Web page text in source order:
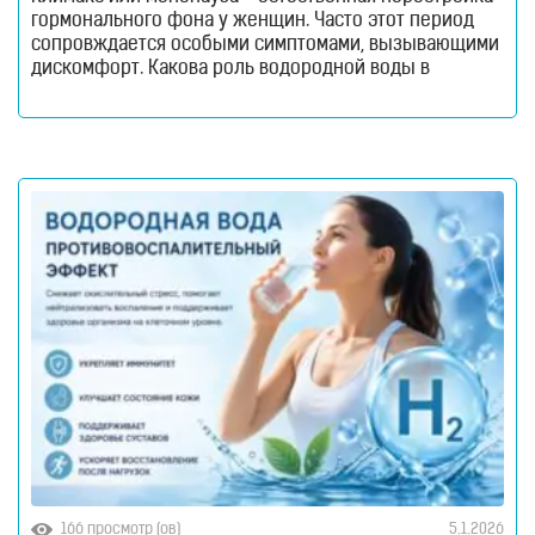
гормонального фона у женщин. Часто этот период
сопровждается особыми симптомами, вызывающими
дискомфорт. Какова роль водородной воды в
материале! Взросление организма всегда связано с
менопауза. Резкие перемены в синтезе те хили иных
166 просмотр (ов) 5.1.2026